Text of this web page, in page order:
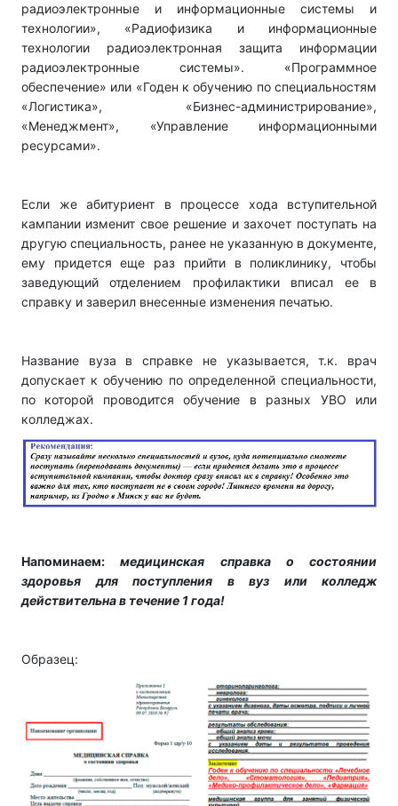
радиоэлектронные и информационные системы и
технологии», «Радиофизика и информационные
технологии радиоэлектронная защита информации
радиоэлектронные системы». «Программное
обеспечение» или «Годен к обучению по специальностям
«Логистика», «Бизнес-администрирование»,
«Менеджмент», «Управление информационными
ресурсами».
Если же абитуриент в процессе хода вступительной
кампании изменит свое решение и захочет поступать на
другую специальность, ранее не указанную в документе,
ему придется еще раз прийти в поликлинику, чтобы
заведующий отделением профилактики вписал ее в
справку и заверил внесенные изменения печатью.
Название вуза в справке не указывается, т.к. врач
допускает к обучению по определенной специальности,
по которой проводится обучение в разных УВО или
колледжах.
Напоминаем: медицинская справка о состоянии
здоровья для поступления в вуз или колледж
действительна в течение 1 года!
Образец: